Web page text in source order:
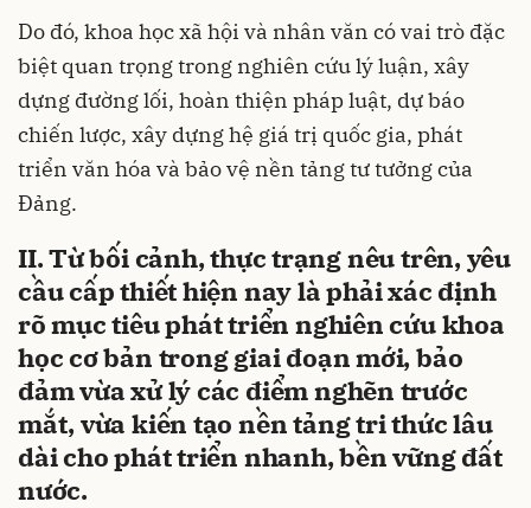
Do đó, khoa học xã hội và nhân văn có vai trò đặc
biệt quan trọng trong nghiên cứu lý luận, xây
dựng đường lối, hoàn thiện pháp luật, dự báo
chiến lược, xây dựng hệ giá trị quốc gia, phát
triển văn hóa và bảo vệ nền tảng tư tưởng của
Đảng.
II. Từ bối cảnh, thực trạng nêu trên, yêu
cầu cấp thiết hiện nay là phải xác định
rõ mục tiêu phát triển nghiên cứu khoa
học cơ bản trong giai đoạn mới, bảo
đảm vừa xử lý các điểm nghẽn trước
mắt, vừa kiến tạo nền tảng tri thức lâu
dài cho phát triển nhanh, bền vững đất
nước.